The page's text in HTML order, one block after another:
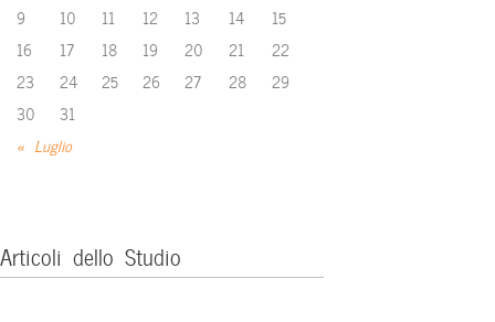
« Luglio
9
10 11 12 13 14
15
16
17 18 19 20 21
22
23
24 25 26 27 28
29
30
31
Articoli dello Studio